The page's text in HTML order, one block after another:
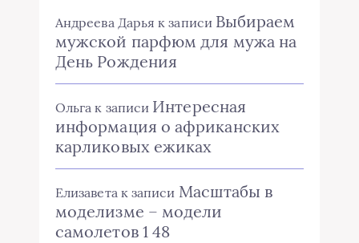
Андреева Дарья к записи Выбираем
мужской парфюм для мужа на
День Рождения
Ольга к записи Интересная
информация о африканских
карликовых ежиках
Елизаветак записи Масштабы в
моделизме – модели
самолетов 1 48